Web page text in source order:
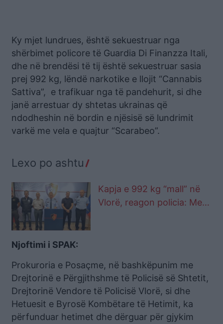
Ky mjet lundrues, është sekuestruar nga
shërbimet policore të Guardia Di Finanzza Itali,
dhe në brendësi të tij është sekuestruar sasia
prej 992 kg, lëndë narkotike e llojit “Cannabis
Sattiva”, e trafikuar nga të pandehurit, si dhe
janë arrestuar dy shtetas ukrainas që
ndodheshin në bordin e njësisë së lundrimit
varkë me vela e quajtur “Scarabeo”.
Lexo po ashtu
Kapja e 992 kg “mall” në
Vlorë, reagon policia: Mes
Njoftimi i SPAK:
Prokuroria e Posaçme, në bashkëpunim me
Drejtorinë e Përgjithshme të Policisë së Shtetit,
Drejtorinë Vendore të Policisë Vlorë, si dhe
Hetuesit e Byrosë Kombëtare të Hetimit, ka
përfunduar hetimet dhe dërguar për gjykim